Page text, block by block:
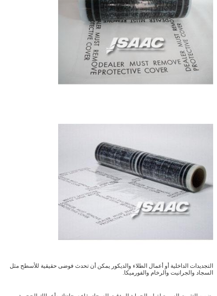
التجديدات الداخلية أو أعمال الطلاء والديكور يمكن أن تحدث فوضى حقيقية للأسطح مثل
السجاد والجرانيت والرخام والفورميكا.